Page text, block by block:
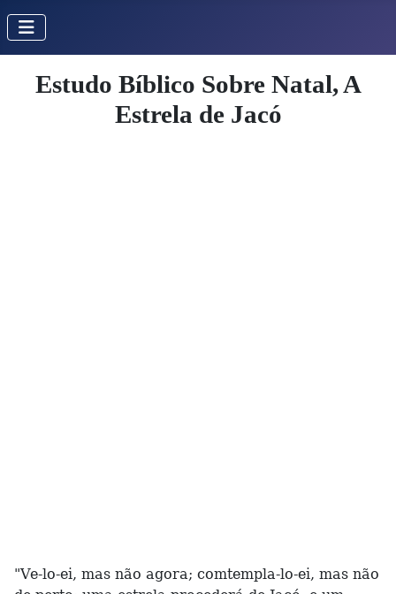
Estudo Bíblico Sobre Natal, A
Estrela de Jacó
"Ve-lo-ei, mas não agora; comtempla-lo-ei, mas não